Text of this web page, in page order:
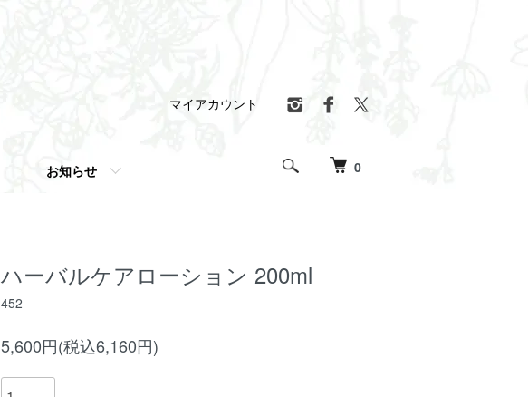
0
お知らせ
マイアカウント
ハーバルケアローション 200ml
452
5,600円(税込6,160円)